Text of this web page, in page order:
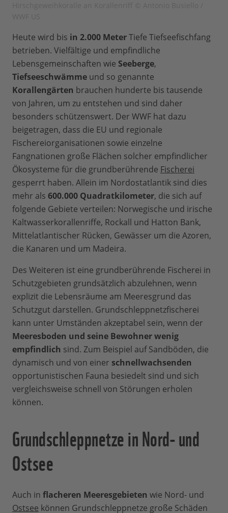
Heute wird bis in 2.000 MeterTiefe Tiefseefischfang
betrieben. Vielfältige und empfindliche
Lebensgemeinschaften wie Seeberge,
Tiefseeschwämme und so genannte
Korallengärten brauchen hunderte bis tausende
von Jahren, um zu entstehen und sind daher
besonders schützenswert. Der WWF hat dazu
beigetragen, dass die EU und regionale
Fischereiorganisationen sowie einzelne
Fangnationen große Flächen solcher empfindlicher
Ökosysteme für die grundberührende Fischerei
gesperrt haben. Allein im Nordostatlantik sind dies
mehr als 600.000 Quadratkilometer, die sich auf
folgende Gebiete verteilen: Norwegische und irische
Kaltwasserkorallenriffe, Rockall und Hatton Bank,
Mittelatlantischer Rücken, Gewässer um die Azoren,
die Kanaren und um Madeira.
Des Weiteren ist eine grundberührende Fischerei in
Schutzgebieten grundsätzlich abzulehnen, wenn
explizit die Lebensräume am Meeresgrund das
Schutzgut darstellen. Grundschleppnetzfischerei
kann unter Umständen akzeptabel sein, wenn der
Meeresboden und seine Bewohner wenig
empfindlich sind. Zum Beispiel auf Sandböden, die
dynamisch und von einer schnellwachsenden
opportunistischen Fauna besiedelt sind und sich
vergleichsweise schnell von Störungen erholen
können.
Grundschleppnetze in Nord- und
Ostsee
Auch in flacheren Meeresgebieten wie Nord- und
Ostsee können Grundschleppnetze große Schäden